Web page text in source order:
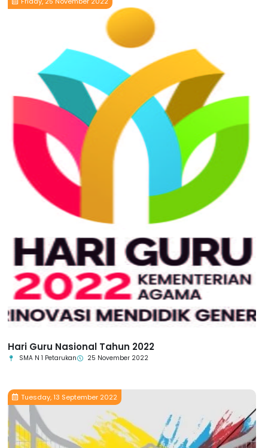
Hari Guru Nasional Tahun 2022
SMA N 1 Petarukan 25 November 2022
Tuesday, 13 September 2022